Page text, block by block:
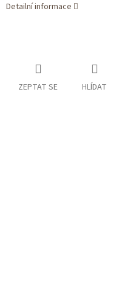
Detailní informace
ZEPTAT SE HLÍDAT